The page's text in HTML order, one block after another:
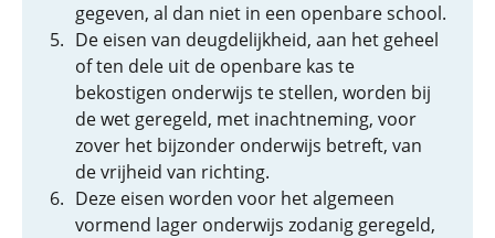
gegeven, al dan niet in een openbare school.
De eisen van deugdelijkheid, aan het geheel
of ten dele uit de openbare kas te
bekostigen onderwijs te stellen, worden bij
de wet geregeld, met inachtneming, voor
zover het bijzonder onderwijs betreft, van
de vrijheid van richting.
Deze eisen worden voor het algemeen
vormend lager onderwijs zodanig geregeld,